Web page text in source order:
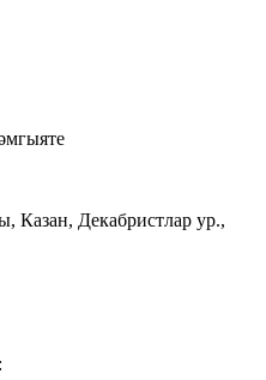
Казан, Декабристлар ур.,